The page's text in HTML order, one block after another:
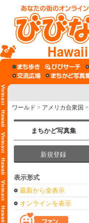
Hawaii
ワールド > アメリカ合衆国 >
まちかど写真集
新規登録
表示形式
最新から全表示
オンラインを表示